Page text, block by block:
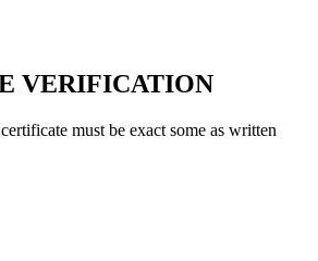
VERIFICATION
must be exact some as written